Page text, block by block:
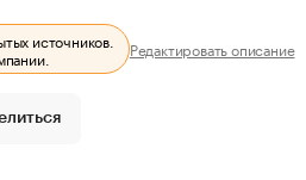
источников.
Редактировать описание